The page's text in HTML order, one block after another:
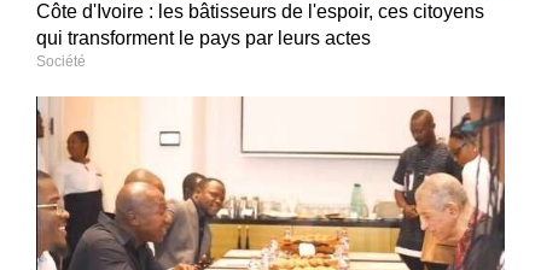
Côte d'Ivoire : les bâtisseurs de l'espoir, ces citoyens
qui transforment le pays par leurs actes
Société